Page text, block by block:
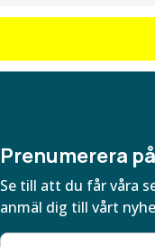
Prenumerera
Se till att du får våra
anmäl dig till vårt